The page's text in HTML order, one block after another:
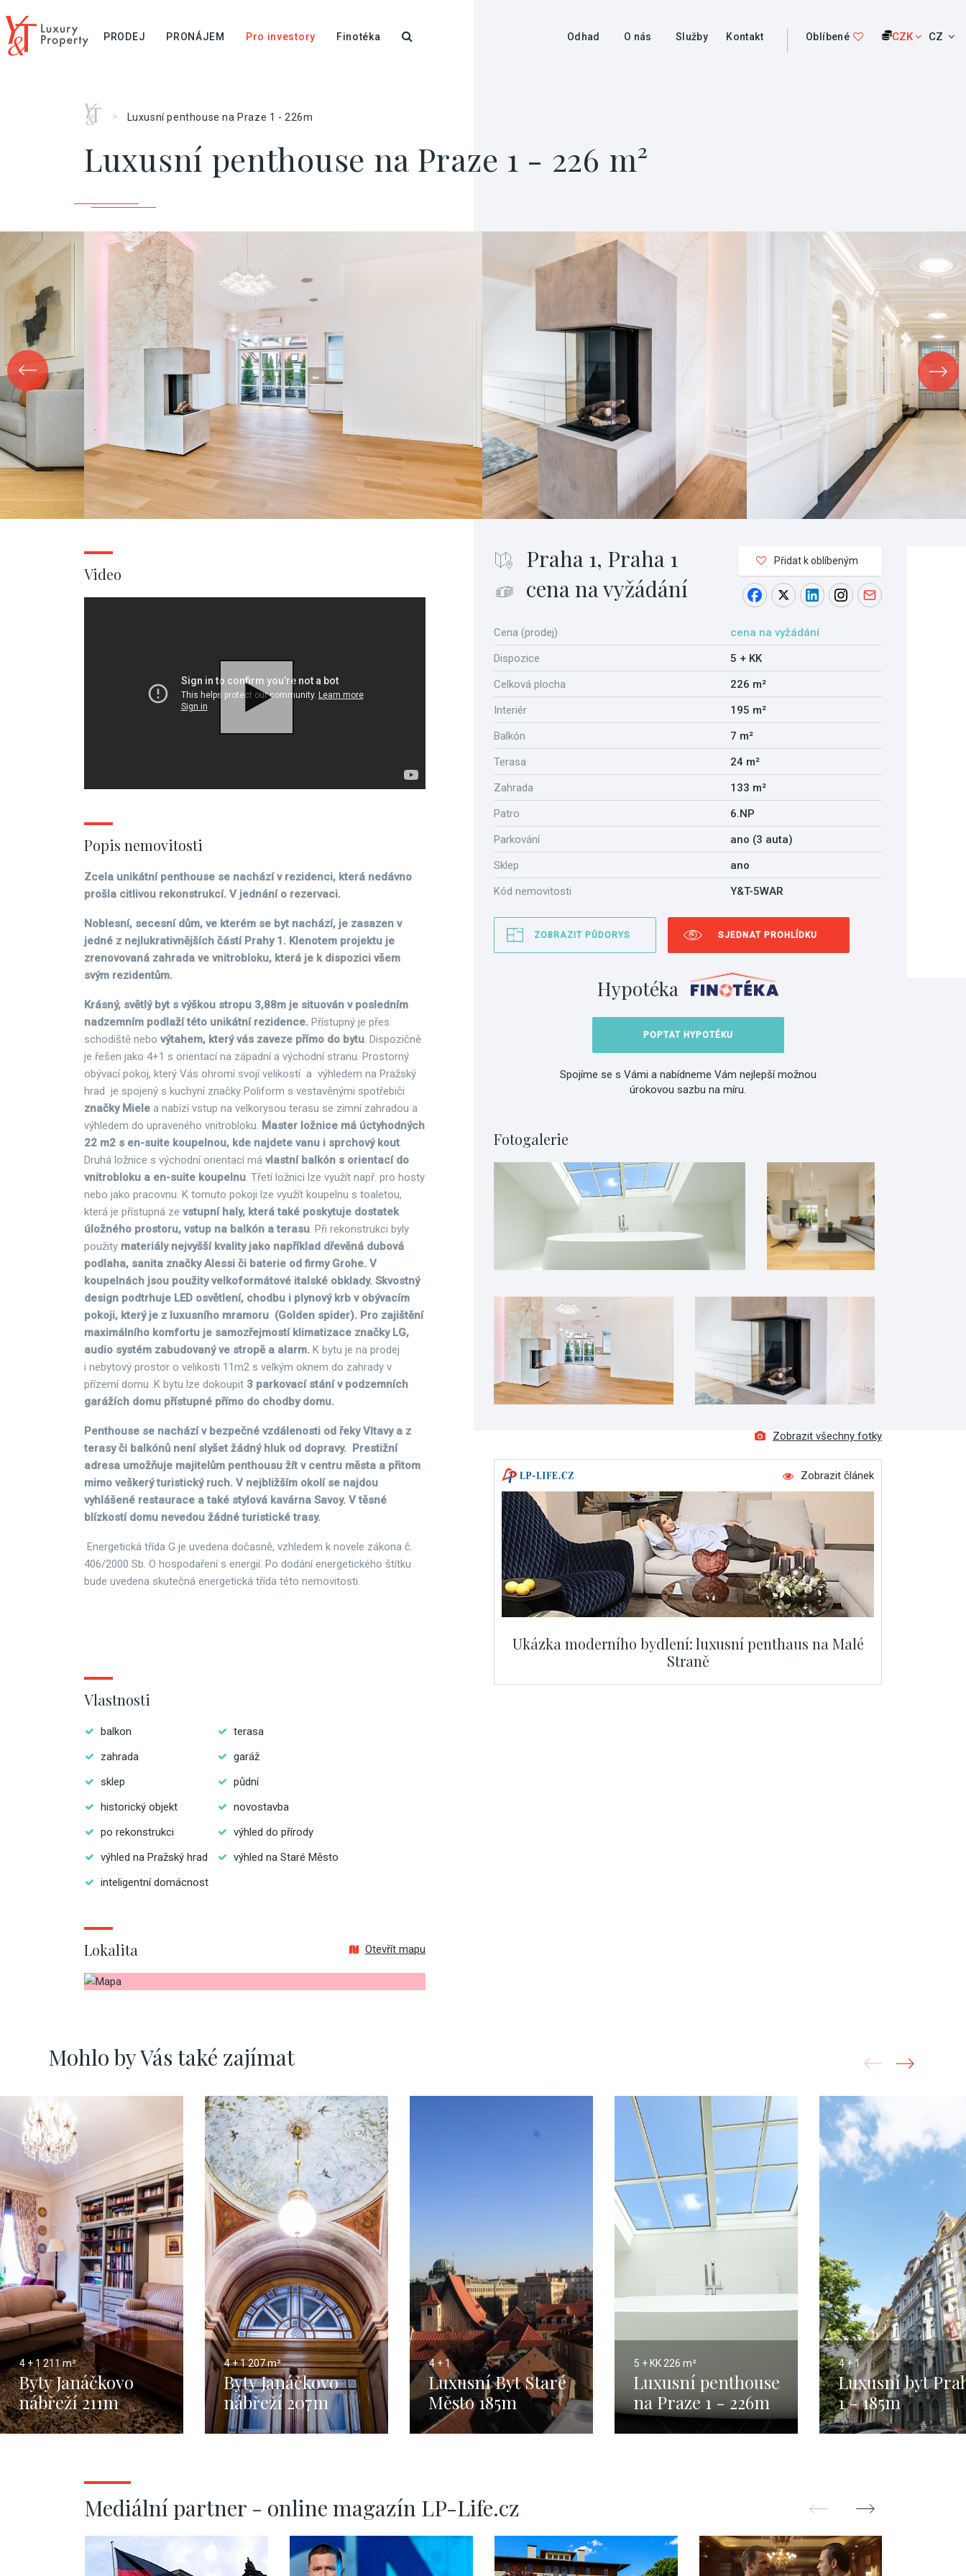
PRODEJ PRONÁJEM Pro investory Finotéka Odhad O nás Služby Kontakt Oblíbené CZK CZ
Home
> Luxusní penthouse na Praze 1 - 226m
Luxusní penthouse na Praze 1 - 226 m²
Praha 1, Praha 1
cena na vyžádání
Přidat k oblíbeným
Cena (prodej)
cena na vyžádání
Dispozice
5 + KK
Celková plocha
226 m²
Interiér
195 m²
Balkón
7 m²
Terasa
24 m²
Zahrada
133 m²
Patro
6.NP
Parkování
ano (3 auta)
Sklep
ano
Kód nemovitosti
Y&T-5WAR
ZOBRAZIT PŮDORYS SJEDNAT PROHLÍDKU
Hypotéka
POPTAT HYPOTÉKU
Spojíme se s Vámi a nabídneme Vám nejlepší možnou
úrokovou sazbu na míru.
Fotogalerie
Zobrazit všechny fotky
Zobrazit článek
Ukázka moderního bydlení: luxusní penthaus na Malé
Straně
Video
Popis nemovitosti
Zcela unikátní penthouse se nachází v rezidenci, která nedávno
prošla citlivou rekonstrukcí. V jednání o rezervaci.
Noblesní, secesní dům, ve kterém se byt nachází, je zasazen v
jedné z nejlukrativnějších částí Prahy 1. Klenotem projektu je
zrenovovaná zahrada ve vnitrobloku, která je k dispozici všem
svým rezidentům.
Krásný, světlý byt s výškou stropu 3,88m je situován v posledním
nadzemním podlaží této unikátní rezidence. Přístupný je přes
schodiště nebo výtahem, který vás zaveze přímo do bytu. Dispozičně
je řešen jako 4+1 s orientací na západní a východní stranu. Prostorný
obývací pokoj, který Vás ohromí svojí velikostí a výhledem na Pražský
hrad je spojený s kuchyní značky Poliform s vestavěnými spotřebiči
značky Miele a nabízí vstup na velkorysou terasu se zimní zahradou a
výhledem do upraveného vnitrobloku. Master ložnice má úctyhodných
22 m2 s en-suite koupelnou, kde najdete vanu i sprchový kout.
Druhá ložnice s východní orientací má vlastní balkón s orientací do
vnitrobloku a en-suite koupelnu. Třetí ložnici lze využít např. pro hosty
nebo jako pracovnu. K tomuto pokoji lze využít koupelnu s toaletou,
která je přístupná ze vstupní haly, která také poskytuje dostatek
úložného prostoru, vstup na balkón a terasu. Při rekonstrukci byly
použity materiály nejvyšší kvality jako například dřevěná dubová
podlaha, sanita značky Alessi či baterie od firmy Grohe. V
koupelnách jsou použity velkoformátové italské obklady. Skvostný
design podtrhuje LED osvětlení, chodbu i plynový krb v obývacím
pokoji, který je z luxusního mramoru (Golden spider). Pro zajištění
maximálního komfortu je samozřejmostí klimatizace značky LG,
audio systém zabudovaný ve stropě a alarm. K bytu je na prodej
i nebytový prostor o velikosti 11m2 s velkým oknem do zahrady v
přízemí domu .K bytu lze dokoupit 3 parkovací stání v podzemních
garážích domu přístupné přímo do chodby domu.
Penthouse se nachází v bezpečné vzdálenosti od řeky Vltavy a z
terasy či balkónů není slyšet žádný hluk od dopravy. Prestižní
adresa umožňuje majitelům penthousu žít v centru města a přitom
mimo veškerý turistický ruch. V nejbližším okolí se najdou
vyhlášené restaurace a také stylová kavárna Savoy. V těsné
blízkostí domu nevedou žádné turistické trasy.
Energetická třída G je uvedena dočasně, vzhledem k novele zákona č.
406/2000 Sb. O hospodaření s energií. Po dodání energetického štítku
bude uvedena skutečná energetická třída této nemovitosti.
Vlastnosti
balkon
terasa
zahrada
garáž
sklep
půdní
historický objekt
novostavba
po rekonstrukci
výhled do přírody
výhled na Pražský hrad
výhled na Staré Město
inteligentní domácnost
Lokalita Otevřít mapu
Mohlo by Vás také zajímat
4 + 1211 m²
Byty Janáčkovo
nábřeží 211m
4 + 1207 m²
Byty Janáčkovo
nábřeží 207m
4 + 1
Luxusní Byt Staré
Město 185m
5 + KK 226 m²
Luxusní penthouse
na Praze 1 - 226m
4 + 1
Luxusní byt
1 - 185m
Mediální partner - online magazín LP-Life.cz